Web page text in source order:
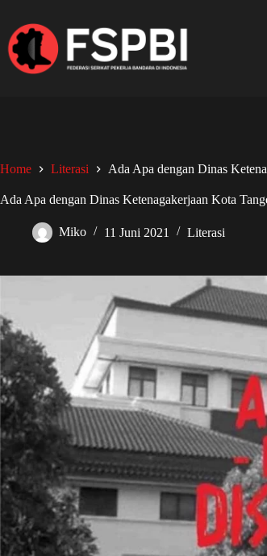
Home Literasi Ada Apa dengan Dinas
Ada Apa dengan Dinas Ketenagakerjaan Kota
Miko 11 Juni 2021 Literasi